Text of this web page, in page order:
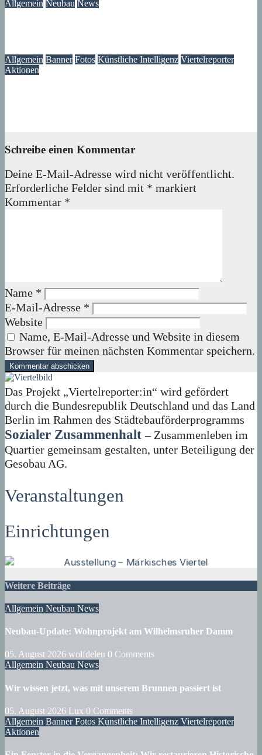
Allgemein Neubau News
Allgemein Banner Fotos Künstliche Intelligenz Viertelreporter
Aktionen
Schreibe einen Kommentar
Deine E-Mail-Adresse wird nicht veröffentlicht.
Erforderliche Felder sind mit * markiert
Kommentar *
Name *
E-Mail-Adresse *
Website
Name, E-Mail-Adresse und Website in diesem
Browser für meinen nächsten Kommentar speichern.
Das Projekt „Viertelreporter:in“ wird gefördert
durch die Bundesrepublik Deutschland und das Land
Berlin im Rahmen des Städtebauförderprogramms
Sozialer Zusammenhalt – Zusammenleben im
Quartier gemeinsam gestalten, unter Beteiligung der
Gesobau AG.
Veranstaltungen
Einrichtungen
Weitere Beiträge
Allgemein Neubau News
Neubau-Update: Wohnprojekt am Wilhelmsruher Damm
05. August 2026 wolfdeleu 0 Comments
Allgemein Neubau News
Wir wissen jetzt, was mit unserem Brunnen passiert ist
05. August 2026 Lux 0 Comments
Allgemein BannerFotos Künstliche Intelligenz Viertelreporter
Aktionen